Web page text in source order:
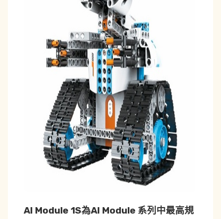
AI Module 1S為AI Module 系列中最高規